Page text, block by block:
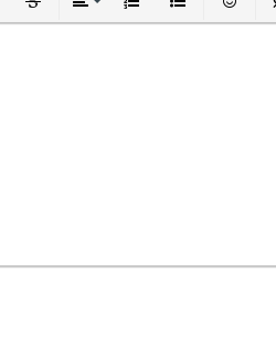
ЗачеркнутыйВыравнивание
Нумерованный